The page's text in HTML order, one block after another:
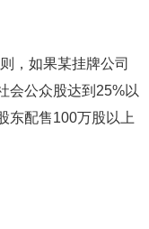
，如果某挂牌公司
会公众股达到25%以
东配售100万股以上